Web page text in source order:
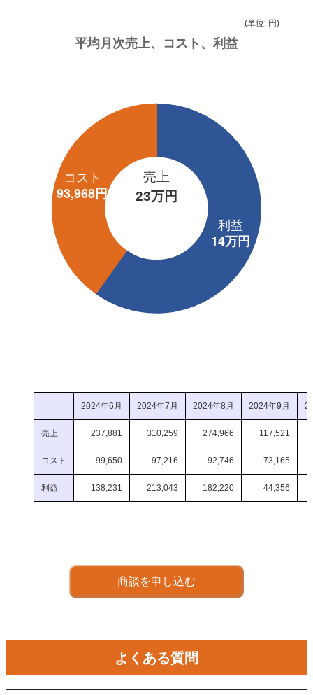
(単位: 円)
売上
23万円
2024年6月 2024年7月 2024年8月 2024年9月
売上 237,881 310,259 274,966 117,521
コスト 99,650 97,216 92,746 73,165
利益 138,231 213,043 182,220 44,356
商談を申し込む
よくある質問